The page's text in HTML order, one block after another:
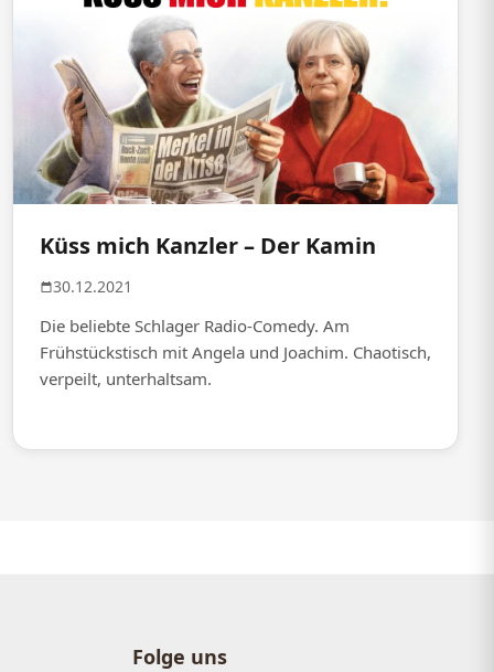
Küss mich Kanzler – Der Kamin
30.12.2021
Die beliebte Schlager Radio-Comedy. Am
Frühstückstisch mit Angela und Joachim. Chaotisch,
verpeilt, unterhaltsam.
Folge uns